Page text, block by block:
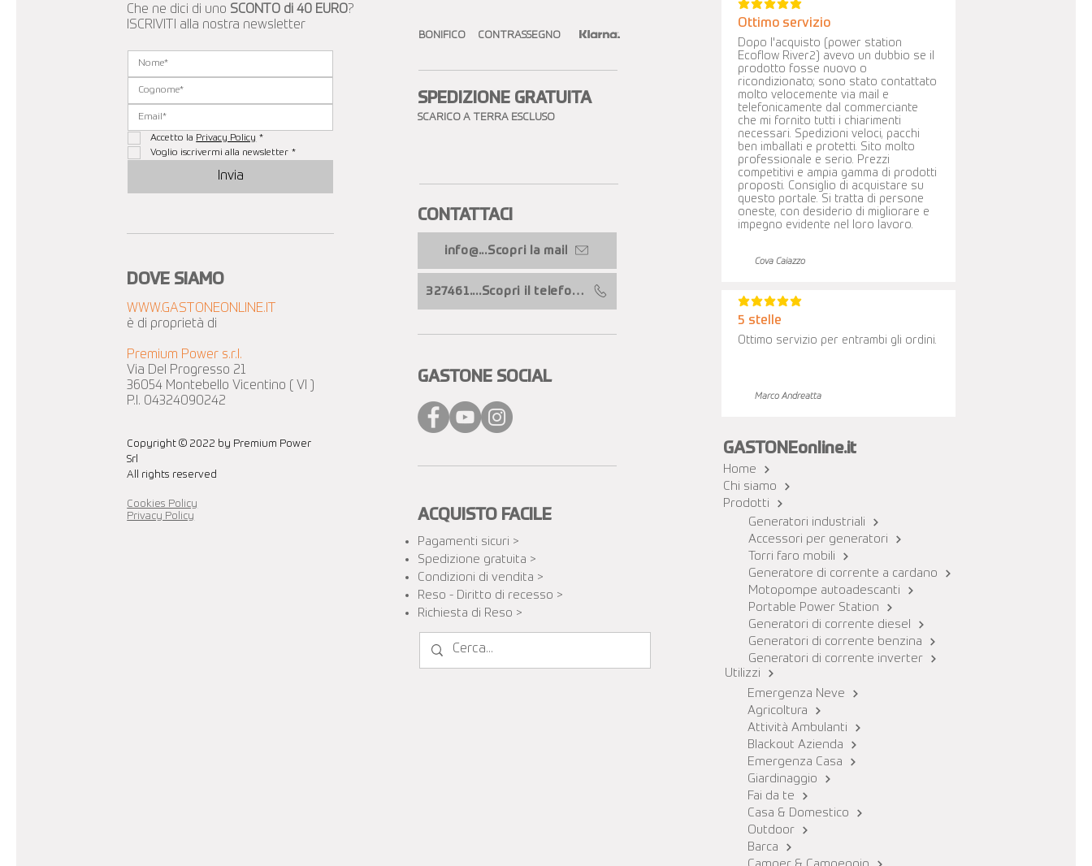
Che ne dici di uno SCONTO di 40 EURO?
ISCRIVITI alla nostra newsletter
Accetto la Privacy Policy *
Voglio iscrivermi alla newsletter *
Invia
DOVE SIAMO
WWW.GASTONEONLINE.IT
è di proprietà di
Premium Power s.r.l.
Via Del Progresso 21
36054 Montebello Vicentino ( VI )
P.I. 04324090242
Copyright © 2022 by Premium Power
Srl
All rights reserved
Cookies Policy
Privacy Policy
BONIFICO CONTRASSEGNO
SPEDIZIONE GRATUITA​
SCARICO A TERRA ESCLUSO
CONTATTACI​
info@...Scopri la mail
327461....Scopri il telefono
GASTONE SOCIAL
ACQUISTO FACILE
Pagamenti sicuri >
Spedizione gratuita​ >
Condizioni di vendita >
Reso - Diritto di recesso >
Richiesta di Reso >
la valutazione media è 5 su 5
Ottimo servizio
Dopo l'acquisto (power station
Ecoflow River2) avevo un dubbio se il
prodotto fosse nuovo o
ricondizionato; sono stato contattato
molto velocemente via mail e
telefonicamente dal commerciante
che mi fornito tutti i chiarimenti
necessari. Spedizioni veloci, pacchi
ben imballati e protetti. Sito molto
professionale e serio. Prezzi
competitivi e ampia gamma di prodotti
proposti. Consiglio di acquistare su
questo portale. Si tratta di persone
oneste, con desiderio di migliorare e
impegno evidente nel loro lavoro.
Cova Caiazzo
la valutazione media è 5 su 5
5 stelle
Ottimo servizio per entrambi gli ordini.
Marco Andreatta
GASTONEonline.it
Home
Chi siamo
Prodotti
Generatori industriali
Accessori per generatori
Torri faro mobili
Generatore di corrente a cardano
Motopompe autoadescanti
Portable Power Station
Generatori di corrente diesel
Generatori di corrente benzina
Generatori di corrente inverter
Utilizzi
Emergenza Neve
Agricoltura
Attività Ambulanti
Blackout Azienda
Emergenza Casa
Giardinaggio
Fai da te
Casa & Domestico
Outdoor
Barca